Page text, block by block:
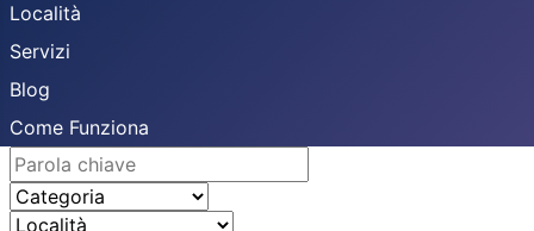
Località
Servizi
Blog
Come Funziona